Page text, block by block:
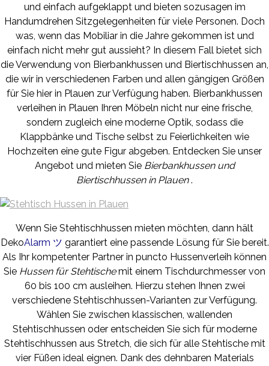
und einfach aufgeklappt und bieten sozusagen im
Handumdrehen Sitzgelegenheiten für viele Personen. Doch
was, wenn das Mobiliar in die Jahre gekommen ist und
einfach nicht mehr gut aussieht? In diesem Fall bietet sich
die Verwendung von Bierbankhussen und Biertischhussen an,
die wir in verschiedenen Farben und allen gängigen Größen
für Sie hier in Plauen zur Verfügung haben. Bierbankhussen
verleihen in Plauen Ihren Möbeln nicht nur eine frische,
sondern zugleich eine moderne Optik, sodass die
Klappbänke und Tische selbst zu Feierlichkeiten wie
Hochzeiten eine gute Figur abgeben. Entdecken Sie unser
Angebot und mieten Sie Bierbankhussen und
Biertischhussen in Plauen.
Wenn Sie Stehtischhussen mieten möchten, dann hält
DekoAlarm ツ garantiert eine passende Lösung für Sie bereit.
Als Ihr kompetenter Partner in puncto Hussenverleih können
Sie Hussen für Stehtischemit einem Tischdurchmesser von
60 bis 100 cm ausleihen. Hierzu stehen Ihnen zwei
verschiedene Stehtischhussen-Varianten zur Verfügung.
Wählen Sie zwischen klassischen, wallenden
Stehtischhussen oder entscheiden Sie sich für moderne
Stehtischhussen aus Stretch, die sich für alle Stehtische mit
vier Füßen ideal eignen. Dank des dehnbaren Materials